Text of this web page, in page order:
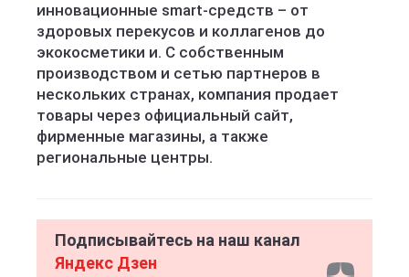
инновационные smart-средств – от
здоровых перекусов и коллагенов до
экокосметики и. С собственным
производством и сетью партнеров в
нескольких странах, компания продает
товары через официальный сайт,
фирменные магазины, а также
региональные центры.
Подписывайтесь на наш канал
Яндекс Дзен